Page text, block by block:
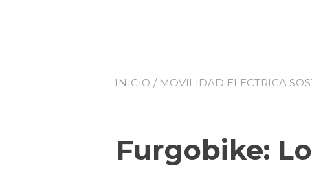
INICIO / MOVILIDAD ELECTRICA
Furgobike: